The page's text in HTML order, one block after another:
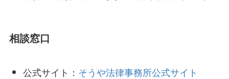
相談窓口
公式サイト： そうや法律事務所公式サイト